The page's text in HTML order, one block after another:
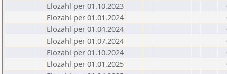
Elozahl per 01.10.2023
Elozahl per 01.01.2024
Elozahl per 01.04.2024
Elozahl per 01.07.2024
Elozahl per 01.10.2024
Elozahl per 01.01.2025